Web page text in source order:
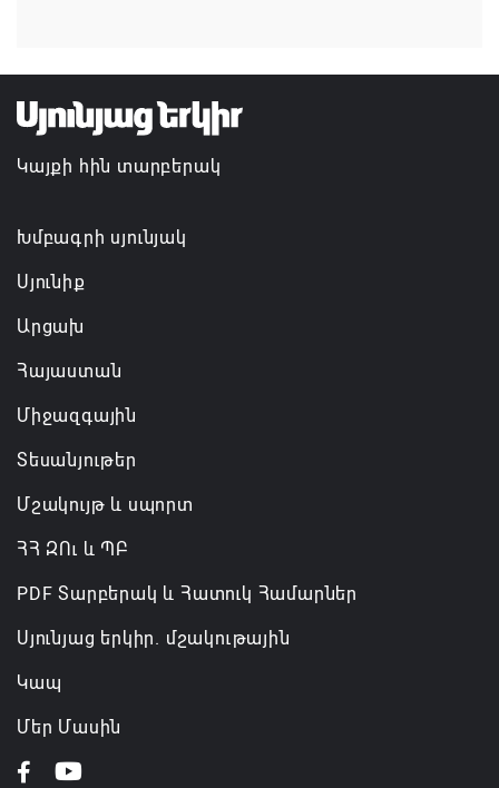
Այս օրը պատմության մեջ կարձանագրվի որպես
ամոթի ու դավաճանության օր․ ՌԴ և Նոր
Նախիջևանի հայոց թեմ
Կայքի հին տարբերակ
Խմբագրի սյունյակ
Սյունիք
Արցախ
Հայաստան
Միջազգային
Տեսանյութեր
Մշակույթ և սպորտ
ՀՀ ԶՈւ և ՊԲ
PDF Տարբերակ և Հատուկ Համարներ
Սյունյաց երկիր. մշակութային
Կապ
Մեր Մասին